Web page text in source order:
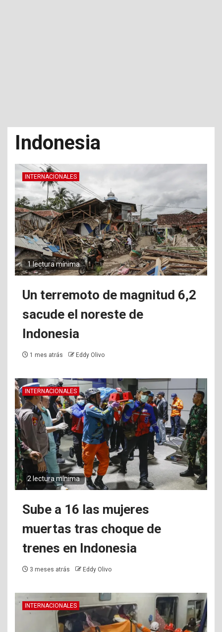
Indonesia
INTERNACIONALES
1 lectura mínima
Un terremoto de magnitud 6,2
sacude el noreste de
Indonesia
1 mes atrás Eddy Olivo
INTERNACIONALES
2 lectura mínima
Sube a 16 las mujeres
muertas tras choque de
trenes en Indonesia
3 meses atrás Eddy Olivo
INTERNACIONALES